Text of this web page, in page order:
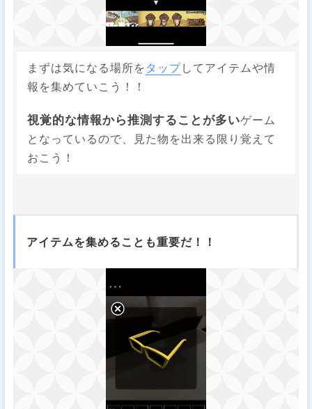
まずは気になる場所を タップしてアイテムや情
報を集めていこう！！
視覚的な情報から推測することが多いゲーム
となっているので、見た物を出来る限り覚えて
おこう！
アイテムを集めることも重要だ！！